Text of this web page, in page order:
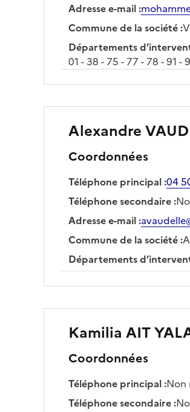
Adresse e-mail:
Commune de la société:
Départements
01 - 38 - 75 - 77 - 78 - 91 -
Alexandre
Coordonnées
Téléphone principal:04
Téléphone secondaire:
Adresse e-mail:
Commune de la société:
Départements
Kamilia AIT
Coordonnées
Téléphone principal:Non
Téléphone secondaire: